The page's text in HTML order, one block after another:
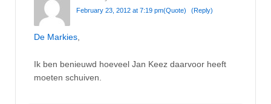
February 23, 2012 at 7:19 pm(Quote) (Reply)
De Markies,
Ik ben benieuwd hoeveel Jan Keez daarvoor heeft
moeten schuiven.